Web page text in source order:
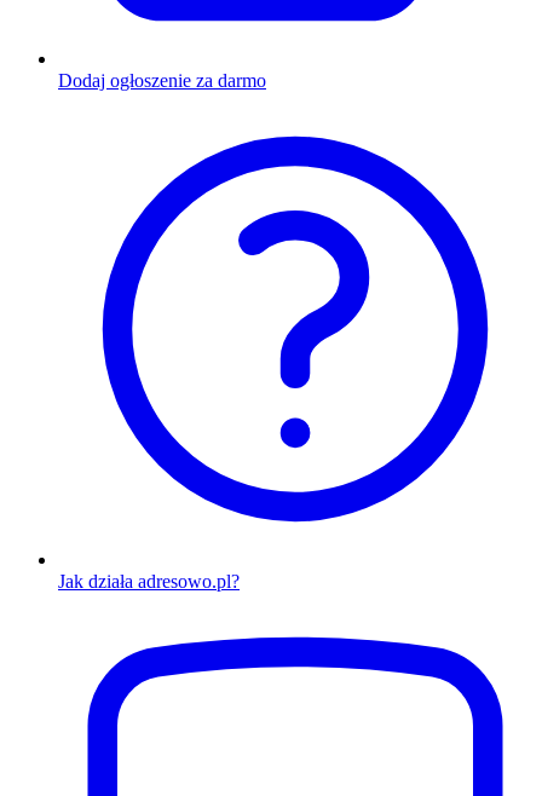
Dodaj ogłoszenie za darmo
Jak działa adresowo.pl?